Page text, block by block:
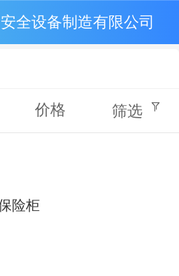
全设备制造有限公司
价格 筛选
险柜